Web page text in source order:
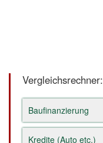
Vergleichsrechner:
Baufinanzierung
Kredite (Auto etc.)